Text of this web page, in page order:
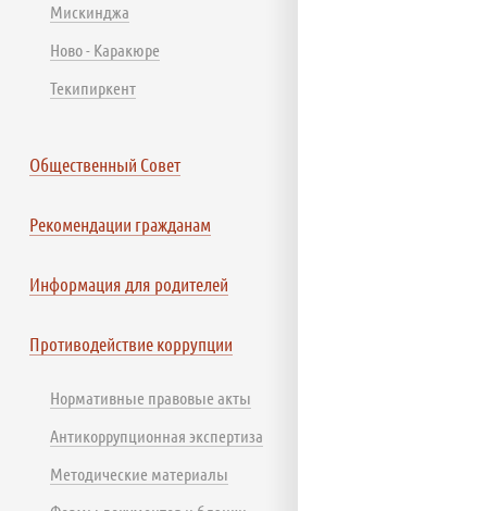
Мискинджа
Ново - Каракюре
Текипиркент
Общественный Совет
Рекомендации гражданам
Информация для родителей
Противодействие коррупции
Нормативные правовые акты
Антикоррупционная экспертиза
Методические материалы